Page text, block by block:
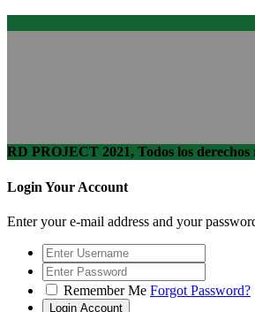
RD PROJECT 2021, Todos los derechos
Login Your Account
Enter your e-mail address and your
Remember Me Forgot Password?